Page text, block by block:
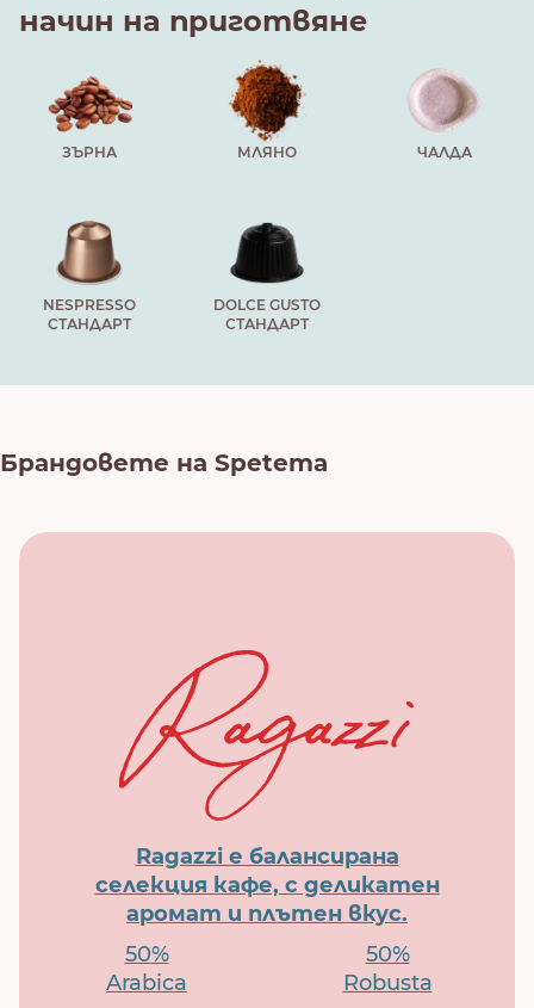
начин на приготвяне
ЗЪРНА МЛЯНО ЧАЛДА
NESPRESSO
СТАНДАРТ
DOLCE GUSTO
СТАНДАРТ
Брандовете на Spetema
Ragazzi е балансирана
селекция кафе, с деликатен
аромат и плътен вкус.
50%
Arabica
50%
Robusta